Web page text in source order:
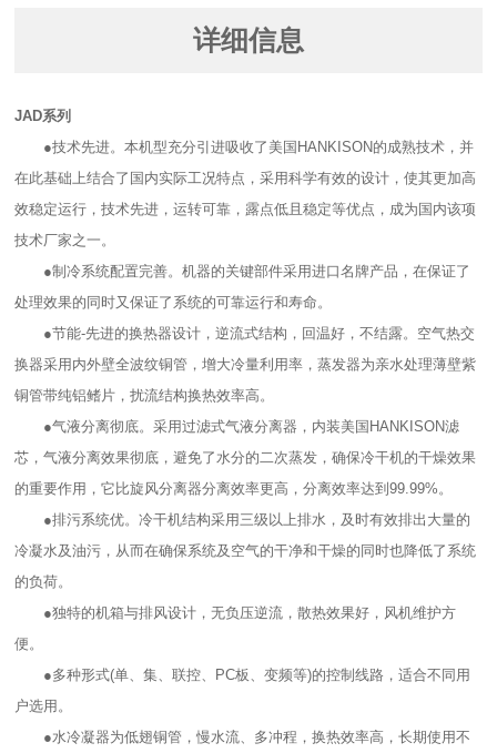
详细信息
JAD系列
●技术先进。本机型充分引进吸收了美国HANKISON的成熟技术，并
在此基础上结合了国内实际工况特点，采用科学有效的设计，使其更加高
效稳定运行，技术先进，运转可靠，露点低且稳定等优点，成为国内该项
技术厂家之一。
●制冷系统配置完善。机器的关键部件采用进口名牌产品，在保证了
处理效果的同时又保证了系统的可靠运行和寿命。
●节能-先进的换热器设计，逆流式结构，回温好，不结露。空气热交
换器采用内外壁全波纹铜管，增大冷量利用率，蒸发器为亲水处理薄壁紫
铜管带纯铝鳍片，扰流结构换热效率高。
●气液分离彻底。采用过滤式气液分离器，内装美国HANKISON滤
芯，气液分离效果彻底，避免了水分的二次蒸发，确保冷干机的干燥效果
的重要作用，它比旋风分离器分离效率更高，分离效率达到99.99%。
●排污系统优。冷干机结构采用三级以上排水，及时有效排出大量的
冷凝水及油污，从而在确保系统及空气的干净和干燥的同时也降低了系统
的负荷。
●独特的机箱与排风设计，无负压逆流，散热效果好，风机维护方
便。
●多种形式(单、集、联控、PC板、变频等)的控制线路，适合不同用
户选用。
●水冷凝器为低翅铜管，慢水流、多冲程，换热效率高，长期使用不